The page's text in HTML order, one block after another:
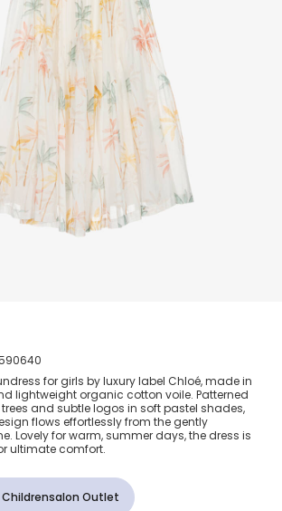
Palm Tree Dress
for girls by luxury label Chloé, made in
lightweight organic cotton voile. Patterned
and subtle logos in soft pastel shades,
flows effortlessly from the gently
Lovely for warm, summer days, the dress is
ultimate comfort.
Childrensalon Outlet